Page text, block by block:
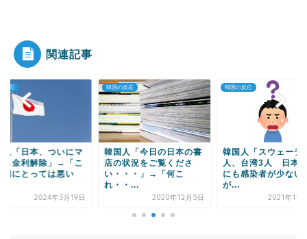
Powered by livedoor 相互RSS
関連記事
反応
人「日本、ついにマ
ス金利解除」→「こ
国にとっては悪い
2024年3月19日
韓国の反応
韓国人「今日の日本の書
店の状況をご覧くださ
い・・・」→「何こ
れ・・...
2020年12月5日
韓国の反応
韓国人「スウェーデ
人、台湾3人 日本
にも感染者が少ない
が...
2021年11